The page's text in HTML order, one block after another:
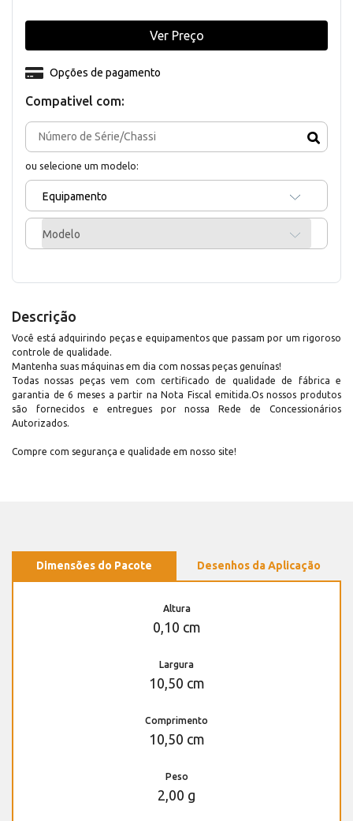
Compativel com:
ou selecione um modelo:
Equipamento
Modelo
Opções de pagamento
Ver Preço
Descrição
Você está adquirindo peças e equipamentos que passam por um rigoroso
controle de qualidade.
Mantenha suas máquinas em dia com nossas peças genuínas!
Todas nossas peças vem com certificado de qualidade de fábrica e
garantia de 6 meses a partir na Nota Fiscal emitida.Os nossos produtos
são fornecidos e entregues por nossa Rede de Concessionários
Autorizados.
Compre com segurança e qualidade em nosso site!
Dimensões do Pacote Desenhos da Aplicação
Altura
0,10 cm
Largura
10,50 cm
Comprimento
10,50 cm
Peso
2,00 g